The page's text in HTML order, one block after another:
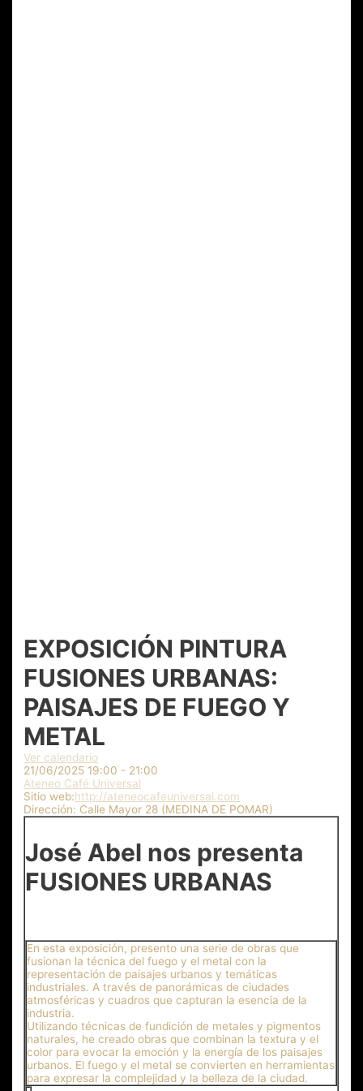
EXPOSICIÓN PINTURA
FUSIONES URBANAS:
PAISAJES DE FUEGO Y
METAL
Ver calendario
21/06/2025 19:00 - 21:00
Ateneo Café Universal
Sitio web:http://ateneocafeuniversal.com
Dirección: Calle Mayor 28 (MEDINA DE POMAR)
José Abel nos presenta
FUSIONES URBANAS
En esta exposición, presento una serie de obras que
fusionan la técnica del fuego y el metal con la
representación de paisajes urbanos y temáticas
industriales. A través de panorámicas de ciudades
atmosféricas y cuadros que capturan la esencia de la
industria.
Utilizando técnicas de fundición de metales y pigmentos
naturales, he creado obras que combinan la textura y el
color para evocar la emoción y la energía de los paisajes
urbanos. El fuego y el metal se convierten en herramientas
para expresar la complejidad y la belleza de la ciudad.